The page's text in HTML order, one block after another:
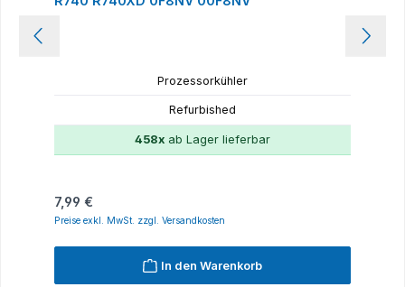
Prozessorkühler
Refurbished
458x ab Lager lieferbar
Regulärer Preis:
7,99 €
Preise exkl. MwSt. zzgl. Versandkosten
In den Warenkorb